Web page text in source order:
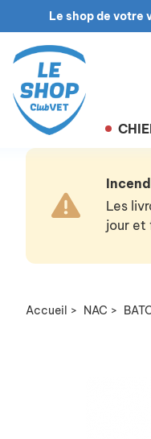
Le shop de votre
Les
jour et
Accueil > NAC >